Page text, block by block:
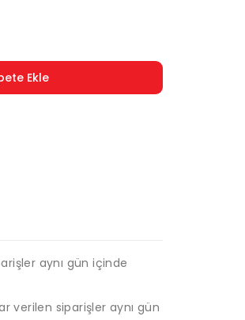
Ekle
aynı gün içinde
verilen siparişler aynı gün